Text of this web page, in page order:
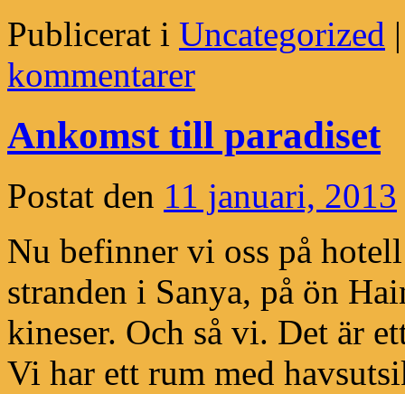
Publicerat i Uncategorized |
kommentarer
Ankomst till paradiset
Postat den 11 januari, 2013
Nu befinner vi oss på
stranden i Sanya, på ön
kineser. Och så vi. Det är
Vi har ett rum med